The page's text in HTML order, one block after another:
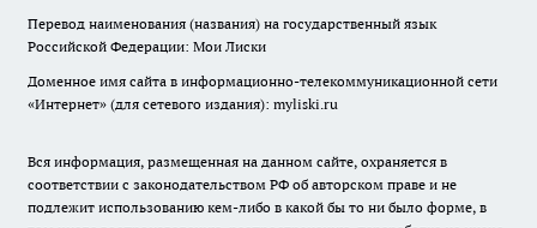
Перевод наименования (названия) на государственный язык
Российской Федерации: Мои Лиски
Доменное имя сайта в информационно-телекоммуникационной сети
«Интернет» (для сетевого издания): myliski.ru
Вся информация, размещенная на данном сайте, охраняется в
соответствии с законодательством РФ об авторском праве и не
подлежит использованию кем-либо в какой бы то ни было форме, в